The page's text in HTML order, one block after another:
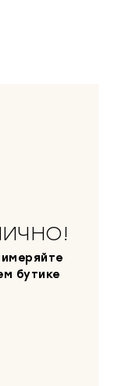
бутике